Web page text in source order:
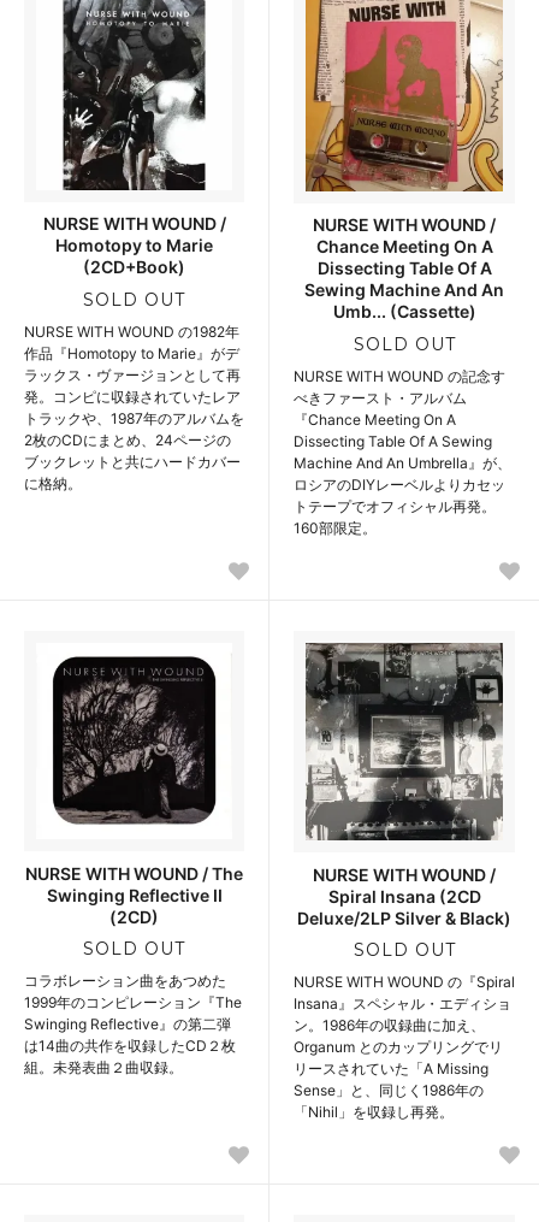
NURSE WITH WOUND /
Homotopy to Marie
(2CD+Book)
SOLD OUT
NURSE WITH WOUND の1982年
作品『Homotopy to Marie』がデ
ラックス・ヴァージョンとして再
発。コンピに収録されていたレア
トラックや、1987年のアルバムを
2枚のCDにまとめ、24ページの
ブックレットと共にハードカバー
に格納。
NURSE WITH WOUND /
Chance Meeting On A
Dissecting Table Of A
Sewing Machine And An
Umb... (Cassette)
SOLD OUT
NURSE WITH WOUND の記念す
べきファースト・アルバム
『Chance Meeting On A
Dissecting Table Of A Sewing
Machine And An Umbrella』が、
ロシアのDIYレーベルよりカセッ
トテープでオフィシャル再発。
160部限定。
NURSE WITH WOUND / The
Swinging Reflective II
(2CD)
SOLD OUT
コラボレーション曲をあつめた
1999年のコンピレーション『The
Swinging Reflective』の第二弾
は14曲の共作を収録したCD２枚
組。未発表曲２曲収録。
NURSE WITH WOUND /
Spiral Insana (2CD
Deluxe/2LP Silver & Black)
SOLD OUT
NURSE WITH WOUND の『Spiral
Insana』スペシャル・エディショ
ン。1986年の収録曲に加え、
Organum とのカップリングでリ
リースされていた「A Missing
Sense」と、同じく1986年の
「Nihil」を収録し再発。